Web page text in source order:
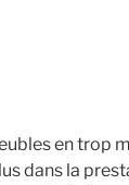
en trop
dans la